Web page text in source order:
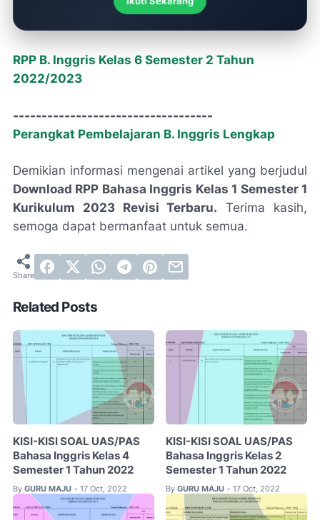
RPP B. Inggris Kelas 6 Semester 2 Tahun
2022/2023
-----------------------------------
Perangkat Pembelajaran B. Inggris Lengkap
Demikian informasi mengenai artikel yang berjudul
Download RPP Bahasa Inggris Kelas 1 Semester 1
Kurikulum 2023 Revisi Terbaru. Terima kasih,
semoga dapat bermanfaat untuk semua.
Related Posts
KISI-KISI SOAL UAS/PAS
Bahasa Inggris Kelas 4
Semester 1 Tahun 2022
By GURU MAJU • 17 Oct, 2022
KISI-KISI SOAL UAS/PAS
Bahasa Inggris Kelas 2
Semester 1 Tahun 2022
By GURU MAJU • 17 Oct, 2022